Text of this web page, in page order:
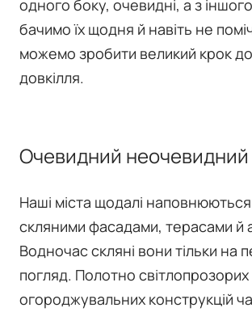
одного боку, очевидні, а з
бачимо їх щодня й навіть не
можемо зробити великий крок
довкілля.
Очевидний неочевидний
Наші міста щодалі наповнюються
скляними фасадами, терасами й
Водночас скляні вони тільки на
погляд. Полотно світлопрозорих
огороджувальних конструкцій